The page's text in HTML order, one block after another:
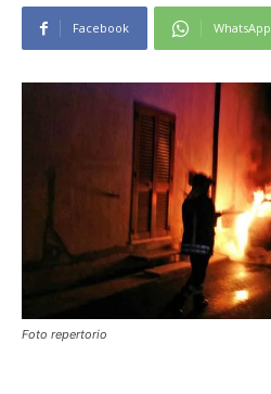
Facebook WhatsApp
Foto repertorio